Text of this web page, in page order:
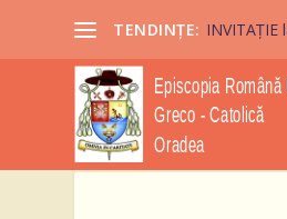
TENDINȚE: INVITAȚIE